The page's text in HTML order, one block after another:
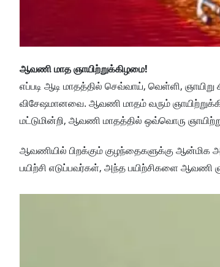
ஆவணி மாத ஞாயிற்றுக்கிழமை!
எப்படி ஆடி மாதத்தில் செவ்வாய், வெள்ளி,
விசேஷமானவை. ஆவணி மாதம் வரும்
மட்டுமின்றி, ஆவணி மாதத்தில் ஒவ்வொரு
ஆவணியில் பிறக்கும் குழந்தைகளுக்கு ஆன்மிக
பயிற்சி எடுப்பவர்கள், அந்த பயிற்சிகளை ஆவணி